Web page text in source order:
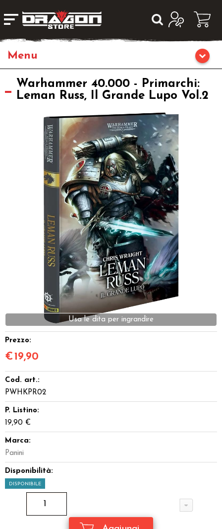
Home
Giochi di Ruolo
Librigame
Giochi di Carte Collezionabili
Giocattoli e Gadget
Offerte del Dragone
Warhammer 40.000 - Primarchi:
Leman Russ, Il Grande Lupo Vol.2
Prezzo:
€ 19,90
Cod. art.:
PWHKPR02
P. Listino:
19,90 €
Marca:
Panini
Disponibilità:
DISPONIBILE